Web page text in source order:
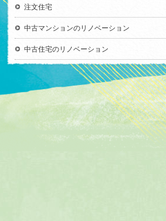
注文住宅
中古マンションのリノベーション
中古住宅のリノベーション